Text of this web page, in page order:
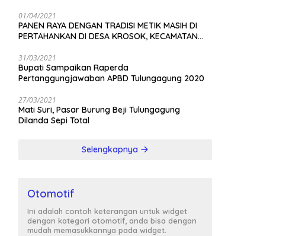
01/04/2021
PANEN RAYA DENGAN TRADISI METIK MASIH DI
PERTAHANKAN DI DESA KROSOK, KECAMATAN
31/03/2021
Bupati Sampaikan Raperda
Pertanggungjawaban APBD Tulungagung 2020
27/03/2021
Mati Suri, Pasar Burung Beji Tulungagung
Dilanda Sepi Total
Selengkapnya
Otomotif
Ini adalah contoh keterangan untuk widget
dengan kategori otomotif, anda bisa dengan
mudah memasukkannya pada widget.